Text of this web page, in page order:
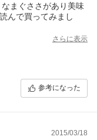
まぐささがあり美味
んで買ってみまし
さらに表示
参考になった
2015/03/18